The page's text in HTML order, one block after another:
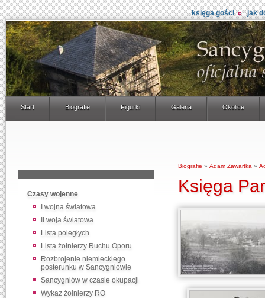
księga gości jak
Start Biografie Figurki Galeria Okolice
Czasy wojenne
I wojna światowa
II woja światowa
Lista poległych
Lista żołnierzy Ruchu Oporu
Rozbrojenie niemieckiego
posterunku w Sancygniowie
Sancygniów w czasie okupacji
Wykaz żołnierzy RO
Księga
Biografie » Adam Zawartka »